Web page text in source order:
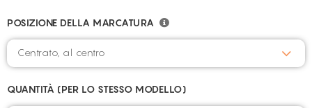
POSIZIONE DELLA MARCATURA
Centrato, al centro
QUANTITÀ (PER LO STESSO MODELLO)